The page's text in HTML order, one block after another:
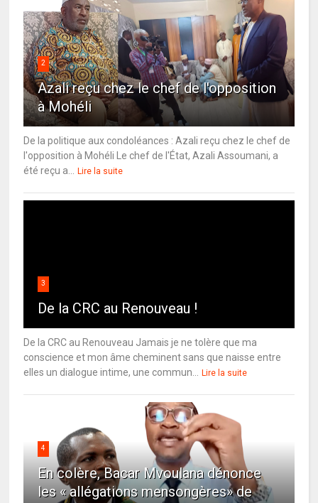
2
Azali reçu chez le chef de l'opposition
à Mohéli
De la politique aux condoléances : Azali reçu chez le chef de
l'opposition à Mohéli Le chef de l'État, Azali Assoumani, a
été reçu a...
Lire la suite
3
De la CRC au Renouveau !
De la CRC au Renouveau Jamais je ne tolère que ma
conscience et mon âme cheminent sans que naisse entre
elles un dialogue intime, une commun...
Lire la suite
4
En colère, Bacar Mvoulana dénonce
les « allégations mensongères» de